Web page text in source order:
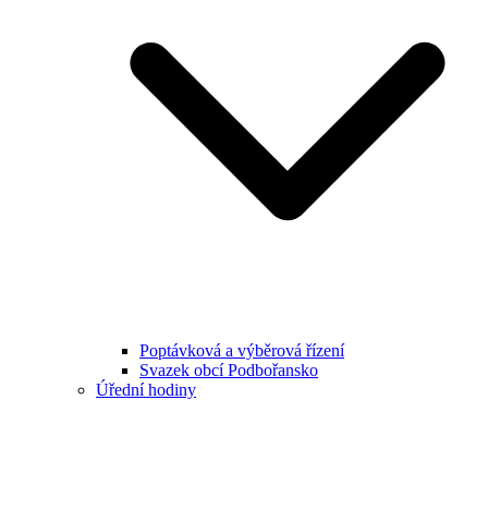
Poptávková a výběrová řízení
Svazek obcí Podbořansko
Úřední hodiny